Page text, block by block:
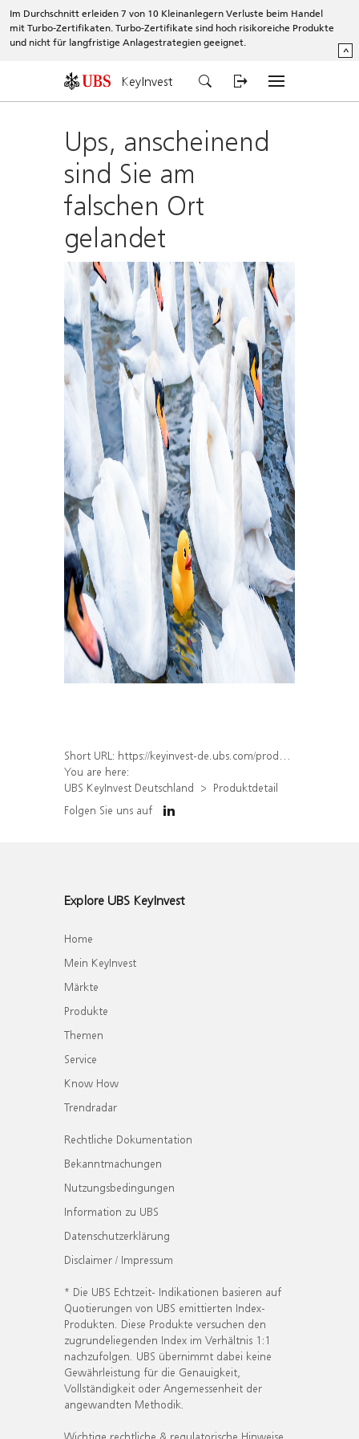
Im Durchschnitt erleiden 7 von 10 Kleinanlegern Verluste beim Handel
mit Turbo-Zertifikaten. Turbo-Zertifikate sind hoch risikoreiche Produkte
und nicht für langfristige Anlagestrategien geeignet.
^
KeyInvest
Ups, anscheinend
sind Sie am
falschen Ort
gelandet
Short URL: https://keyinvest-de.ubs.com/produkt/detail/index/isin/DE000WA7NKX0
You are here:
UBS KeyInvest Deutschland
Produktdetail
Folgen Sie uns auf
Explore UBS KeyInvest
Home
Mein KeyInvest
Märkte
Produkte
Themen
Service
Know How
Trendradar
Rechtliche Dokumentation
Bekanntmachungen
Nutzungsbedingungen
Information zu UBS
Datenschutzerklärung
Disclaimer / Impressum
* Die UBS Echtzeit- Indikationen basieren auf
Quotierungen von UBS emittierten Index-
Produkten. Diese Produkte versuchen den
zugrundeliegenden Index im Verhältnis 1:1
nachzufolgen. UBS übernimmt dabei keine
Gewährleistung für die Genauigkeit,
Vollständigkeit oder Angemessenheit der
angewandten Methodik.